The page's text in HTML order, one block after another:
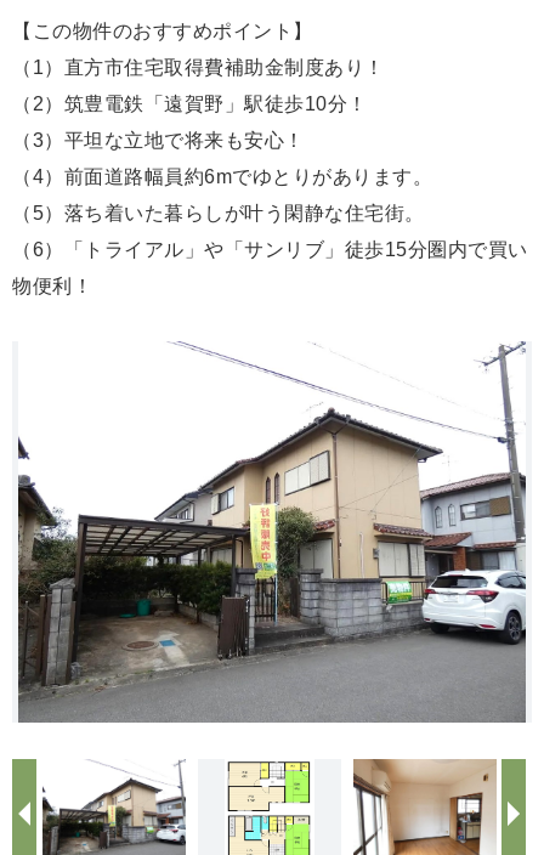
【この物件のおすすめポイント】
（1）直方市住宅取得費補助金制度あり！
（2）筑豊電鉄「遠賀野」駅徒歩10分！
（3）平坦な立地で将来も安心！
（4）前面道路幅員約6mでゆとりがあります。
（5）落ち着いた暮らしが叶う閑静な住宅街。
（6）「トライアル」や「サンリブ」徒歩15分圏内で買い
物便利！